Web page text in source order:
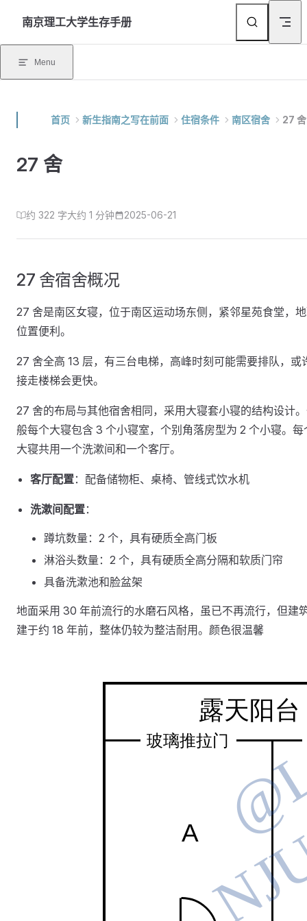
Skip to content
南京理工大学生存手册
Menu
首页 新生指南之写在前面 住宿条件 南区宿舍 27 舍
27 舍
约 322 字大约 1 分钟 2025-06-21
27 舍宿舍概况
27 舍是南区女寝，位于南区运动场东侧，紧邻星苑食堂，
位置便利。
27 舍全高 13 层，有三台电梯，高峰时刻可能需要排队，或
接走楼梯会更快。
27 舍的布局与其他宿舍相同，采用大寝套小寝的结构设计
般每个大寝包含 3 个小寝室，个别角落房型为 2 个小寝。每
大寝共用一个洗漱间和一个客厅。
客厅配置：配备储物柜、桌椅、管线式饮水机
洗漱间配置：
蹲坑数量：2 个，具有硬质全高门板
淋浴头数量：2 个，具有硬质全高分隔和软质门帘
具备洗漱池和脸盆架
地面采用 30 年前流行的水磨石风格，虽已不再流行，但建
建于约 18 年前，整体仍较为整洁耐用。颜色很温馨